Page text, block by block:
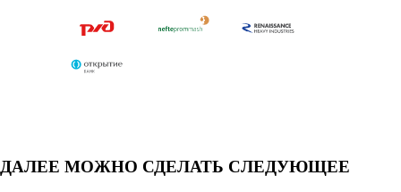
ДАЛЕЕ МОЖНО СДЕЛАТЬ СЛЕДУЮЩЕЕ